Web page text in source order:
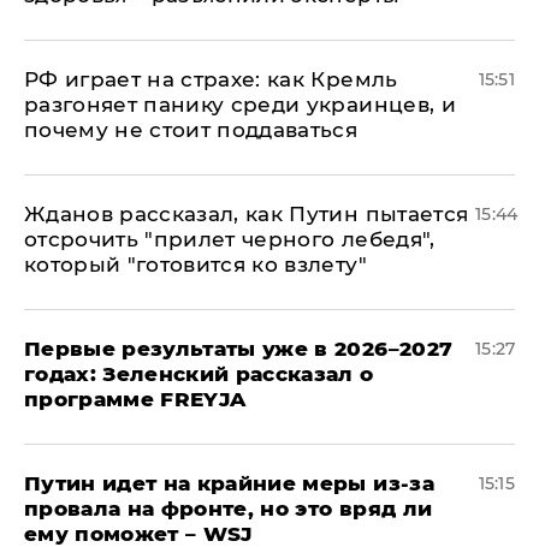
РФ играет на страхе: как Кремль
разгоняет панику среди украинцев, и
почему не стоит поддаваться
15:51
Жданов рассказал, как Путин пытается
отсрочить "прилет черного лебедя",
который "готовится ко взлету"
15:44
Первые результаты уже в 2026–2027
годах: Зеленский рассказал о
программе FREYJA
15:27
Путин идет на крайние меры из-за
провала на фронте, но это вряд ли
ему поможет – WSJ
15:15